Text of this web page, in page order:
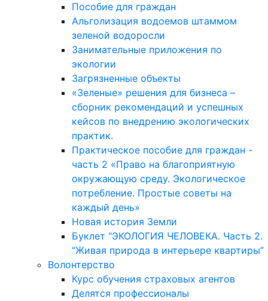
Пособие для граждан
Альголизация водоемов штаммом
зеленой водоросли
Занимательные приложения по
экологии
Загрязненные объекты
«Зеленые» решения для бизнеса –
сборник рекомендаций и успешных
кейсов по внедрению экологических
практик.
Практическое пособие для граждан -
часть 2 «Право на благоприятную
окружающую среду. Экологическое
потребление. Простые советы на
каждый день»
Новая история Земли
Буклет "ЭКОЛОГИЯ ЧЕЛОВЕКА. Часть 2.
“Живая природа в интерьере квартиры”
Волонтерство
Курс обучения страховых агентов
Делятся профессионалы